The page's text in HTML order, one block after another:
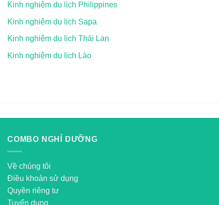
Kinh nghiệm du lịch Philippines
Kinh nghiệm du lịch Sapa
Kinh nghiệm du lịch Thái Lan
Kinh nghiệm du lịch Lào
COMBO NGHỈ DƯỠNG
Về chúng tôi
Điều khoản sử dụng
Quyền riêng tư
Tuyển dụng